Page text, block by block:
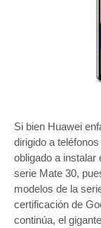
Si bien Huawei
dirigido a
obligado a instalar
serie Mate 30,
modelos de la
certificación de
continúa, el